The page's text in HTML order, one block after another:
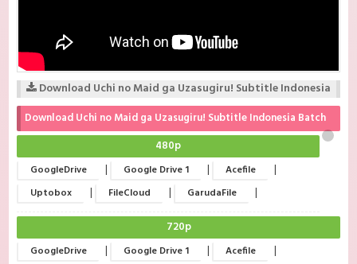
Download Uchi no Maid ga Uzasugiru! Subtitle Indonesia
Download Uchi no Maid ga Uzasugiru! Subtitle Indonesia Batch
480p
GoogleDrive | Google Drive 1 | Acefile |
Uptobox | FileCloud | GarudaFile |
720p
GoogleDrive | Google Drive 1 | Acefile |